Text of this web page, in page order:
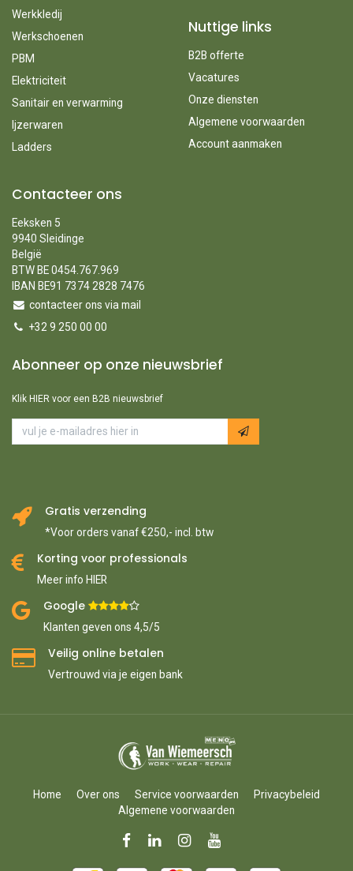
Werkkledij
Werkschoenen
PBM
Elektriciteit
Sanitair en verwarming
Ijzerwaren
Ladders
Nuttige links
B2B offerte
Vacatures
Onze diensten
Algemene voorwaarden
Account aanmaken
Contacteer ons
Eeksken 5
9940 Sleidinge
België
BTW BE 0454.767.969
IBAN BE91 7374 2828 7476
contacteer ons via mail
+32 9 250 00 00
Abonneer op onze nieuwsbrief
Klik HIER voor een B2B nieuwsbrief
Gratis verzending
*Voor orders vanaf €250,- incl. btw
Korting voor professionals
Meer info HIER
Google ​
Klanten geven ons 4,5/5
Veilig online betalen
Vertrouwd via je eigen bank
Home Over ons Service voorwaarden
Privacybeleid
Algemene voorwaarden